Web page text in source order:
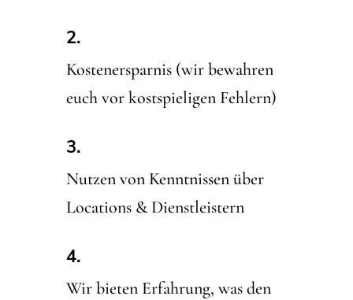
Kostenersparnis (wir bewahren
euch vor kostspieligen Fehlern)
Nutzen von Kenntnissen über
Locations & Dienstleistern
Wir bieten Erfahrung, was den